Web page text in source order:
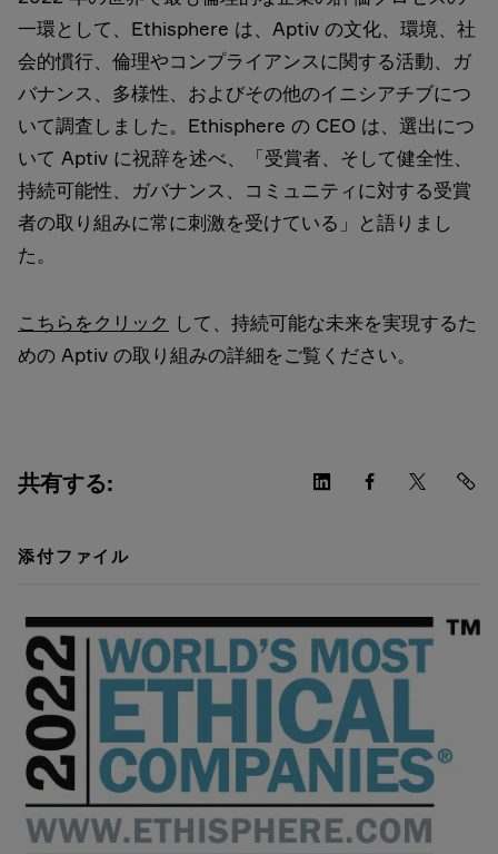
一環として、Ethisphere は、Aptiv の文化、環境、社
会的慣行、倫理やコンプライアンスに関する活動、ガ
バナンス、多様性、およびその他のイニシアチブにつ
いて調査しました。Ethisphere の CEO は、選出につ
いて Aptiv に祝辞を述べ、「受賞者、そして健全性、
持続可能性、ガバナンス、コミュニティに対する受賞
者の取り組みに常に刺激を受けている」と語りまし
た。
こちらをクリック して、持続可能な未来を実現するた
めの Aptiv の取り組みの詳細をご覧ください。
共有する:
添付ファイル